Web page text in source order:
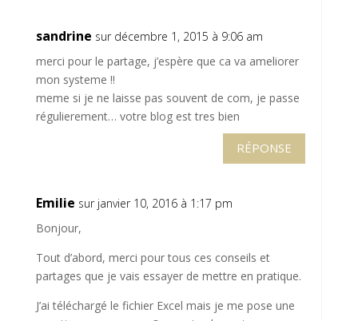
sandrine sur décembre 1, 2015 à 9:06 am
merci pour le partage, j’espère que ca va ameliorer
mon systeme !!
meme si je ne laisse pas souvent de com, je passe
régulierement… votre blog est tres bien
RÉPONSE
Emilie sur janvier 10, 2016 à 1:17 pm
Bonjour,
Tout d’abord, merci pour tous ces conseils et
partages que je vais essayer de mettre en pratique.
J’ai téléchargé le fichier Excel mais je me pose une